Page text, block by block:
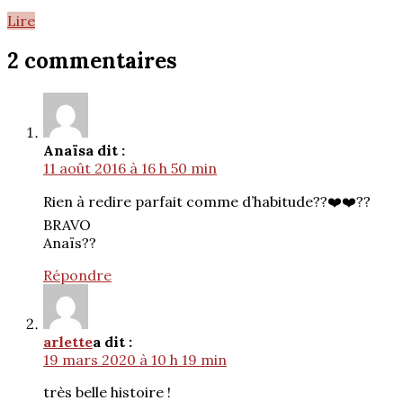
Lire
2 commentaires
Anaïsa dit :
11 août 2016 à 16 h 50 min
Rien à redire parfait comme d’habitude??❤️❤️??
BRAVO
Anaïs??
Répondre
arlettea dit :
19 mars 2020 à 10 h 19 min
très belle histoire !